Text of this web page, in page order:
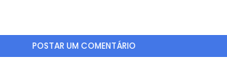
POSTAR UM COMENTÁRIO